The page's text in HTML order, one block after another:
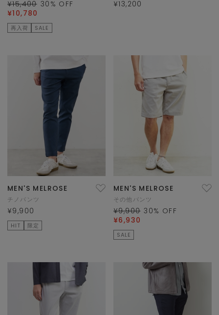
¥15,400 30 % OFF
¥10,780
再入荷 SALE
¥13,200
MEN'S MELROSE
チノパンツ
¥9,900
HIT 限定
MEN'S MELROSE
その他パンツ
¥9,900 30% OFF
¥6,930
SALE